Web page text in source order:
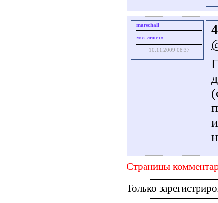
marschall
моя анкета
10.11.2009 08:37
Страницы
Только